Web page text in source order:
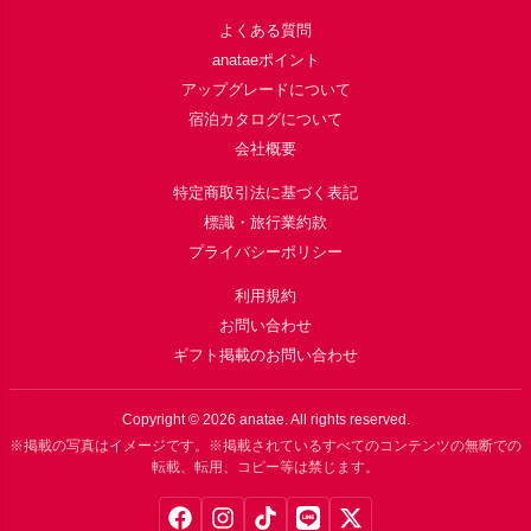
よくある質問
anataeポイント
アップグレードについて
宿泊カタログについて
会社概要
特定商取引法に基づく表記
標識・旅行業約款
プライバシーポリシー
利用規約
お問い合わせ
ギフト掲載のお問い合わせ
Copyright © 2026 anatae. All rights reserved.
※掲載の写真はイメージです。※掲載されているすべてのコンテンツの無断での
転載、転用、コピー等は禁じます。